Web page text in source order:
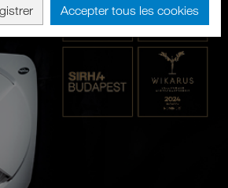
Accepter tous les cookies